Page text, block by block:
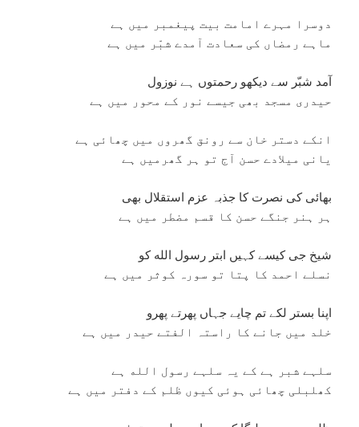
دوسرا مہرے امامت بیت پیغمبر میں ہے
ماہے رمضاں کی سعادت آمدے شبّر میں ہے
آمد شبّر سے دیکھو رحمتوں ہے نوزول
حیدری مسجد بھی جیسے نور کے محور میں ہے
انکے دستر خان سے رونق گھروں میں چھائی ہے
یانی میلادے حسن آج تو ہر گھرمیں ہے
بھائی کی نصرت کا جذبہ عزم استقلال بھی
ہر ہنر جنگے حسن کا قسم مضطر میں ہے
شیخ جی کیسے کہیں ابتر رسول الله کو
نسلے احمد کا پتا تو سورہ کوثر میں ہے
اپنا بستر لکے تم چایے جہاں پھرتے پھرو
خلد میں جانے کا راستہ الفتے حیدر میں ہے
سلہے شبر ہے کے یہ سلہے رسول الله ہے
کھلبلی چھائی ہوئی کیوں ظلم کے دفتر میں ہے